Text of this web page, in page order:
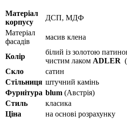
Матеріал
корпусу
ДСП, МДФ
Матеріал
фасадів
масив клена
Колір
білий із золотою
чистим лаком ADLER
Скло
сатин
Стільниця штучний камінь
Фурнітура blum (Австрія)
Стиль
класика
Ціна
на основі розрахунку